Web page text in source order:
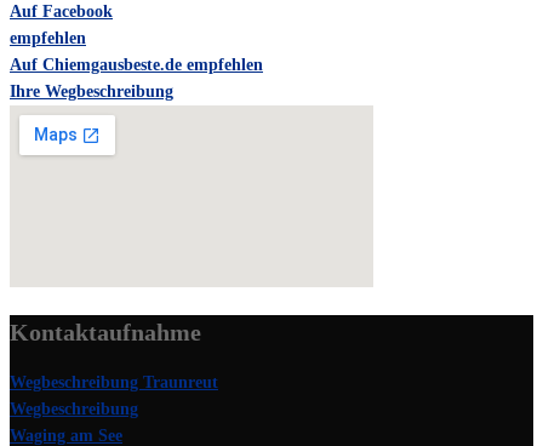
Auf Facebook
empfehlen
Auf Chiemgausbeste.de empfehlen
Ihre Wegbeschreibung
Kontaktaufnahme
Wegbeschreibung Traunreut
Wegbeschreibung
Waging am See